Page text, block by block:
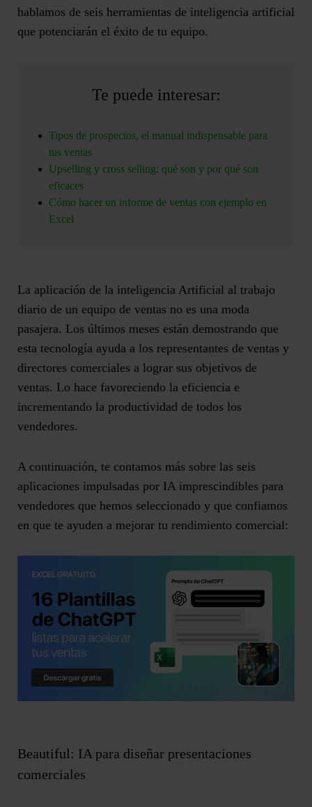
hablamos de seis herramientas de inteligencia artificial
que potenciarán el éxito de tu equipo.
Te puede interesar:
Tipos de prospectos, el manual indispensable para
tus ventas
Upselling y cross selling: qué son y por qué son
eficaces
Cómo hacer un informe de ventas con ejemplo en
Excel
La aplicación de la inteligencia Artificial al trabajo
diario de un equipo de ventas no es una moda
pasajera. Los últimos meses están demostrando que
esta tecnología ayuda a los representantes de ventas y
directores comerciales a lograr sus objetivos de
ventas. Lo hace favoreciendo la eficiencia e
incrementando la productividad de todos los
vendedores.
A continuación, te contamos más sobre las seis
aplicaciones impulsadas por IA imprescindibles para
vendedores que hemos seleccionado y que confiamos
en que te ayuden a mejorar tu rendimiento comercial:
Beautiful: IA para diseñar presentaciones
comerciales